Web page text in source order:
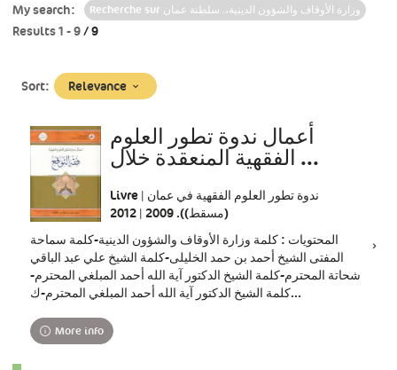
My search: Recherche sur وزارة الأوقاف والشؤون الدينية،. سلطنة عمان
Results1 -9/ 9
Sort: (Immediate
update)
Relevance
أعمال ندوة تطور العلوم
الفقهية المنعقدة خلال ...
Livre | ندوة تطور العلوم الفقهية في عمان
(مسقط)). 2009 | 2012
المحتويات : كلمة وزارة الأوقاف والشؤون الدينية-كلمة سماحة
المفتى الشيخ أحمد بن حمد الخليلى-كلمة الشيخ علي عبد الباقي
شحاتة المحترم-كلمة الشيخ الدكتور آية الله أحمد المبلغي المحترم-
كلمة الشيخ الدكتور آية الله أحمد المبلغي المحترم-ك...
More info